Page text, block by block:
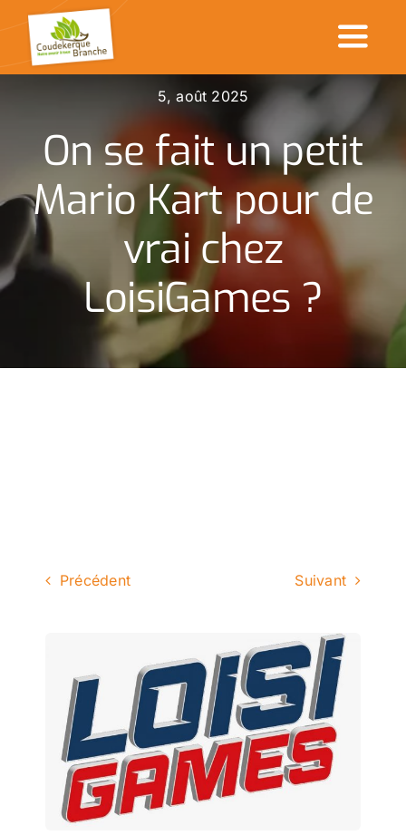
Passer
contenu
Commerçants en ville
Made in CDK
Actualités
Rechercher
5, août 2025
On se fait un petit
Mario Kart pour de
vrai chez
LoisiGames ?
Précédent Suivant